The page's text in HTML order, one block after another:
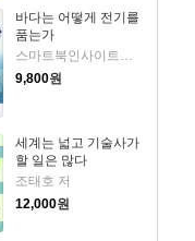
바다는 어떻게 전기를
품는가
스마트북인사이트랩 저
9,800원
세계는 넓고 기술사가
할 일은 많다
조태호 저
12,000원